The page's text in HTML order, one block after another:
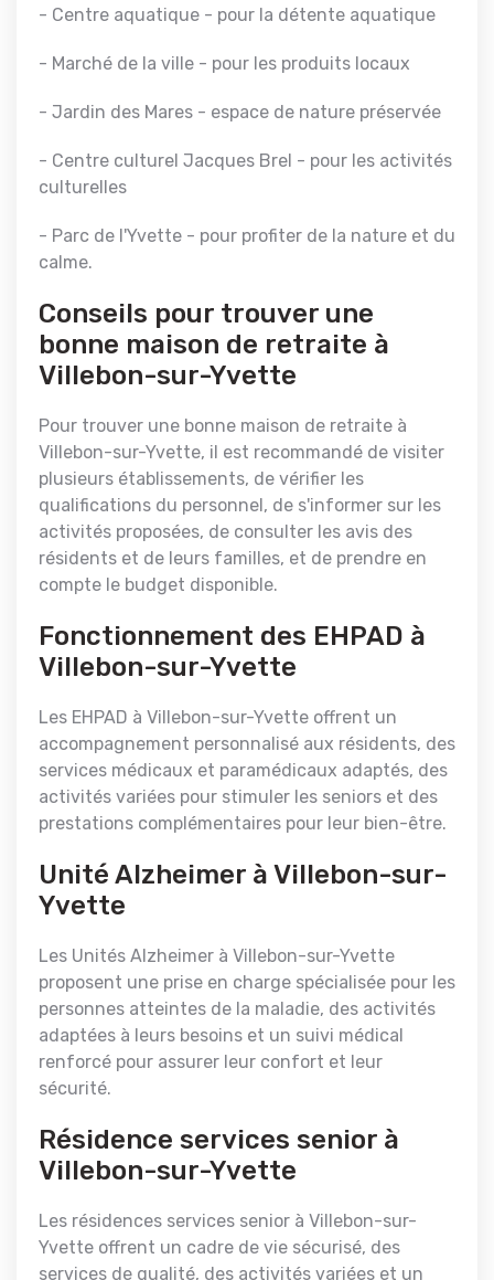
- Centre aquatique - pour la détente aquatique
- Marché de la ville - pour les produits locaux
- Jardin des Mares - espace de nature préservée
- Centre culturel Jacques Brel - pour les activités
culturelles
- Parc de l'Yvette - pour profiter de la nature et du
calme.
Conseils pour trouver une
bonne maison de retraite à
Villebon-sur-Yvette
Pour trouver une bonne maison de retraite à
Villebon-sur-Yvette, il est recommandé de visiter
plusieurs établissements, de vérifier les
qualifications du personnel, de s'informer sur les
activités proposées, de consulter les avis des
résidents et de leurs familles, et de prendre en
compte le budget disponible.
Fonctionnement des EHPAD à
Villebon-sur-Yvette
Les EHPAD à Villebon-sur-Yvette offrent un
accompagnement personnalisé aux résidents, des
services médicaux et paramédicaux adaptés, des
activités variées pour stimuler les seniors et des
prestations complémentaires pour leur bien-être.
Unité Alzheimer à Villebon-sur-
Yvette
Les Unités Alzheimer à Villebon-sur-Yvette
proposent une prise en charge spécialisée pour les
personnes atteintes de la maladie, des activités
adaptées à leurs besoins et un suivi médical
renforcé pour assurer leur confort et leur
sécurité.
Résidence services senior à
Villebon-sur-Yvette
Les résidences services senior à Villebon-sur-
Yvette offrent un cadre de vie sécurisé, des
services de qualité, des activités variées et un